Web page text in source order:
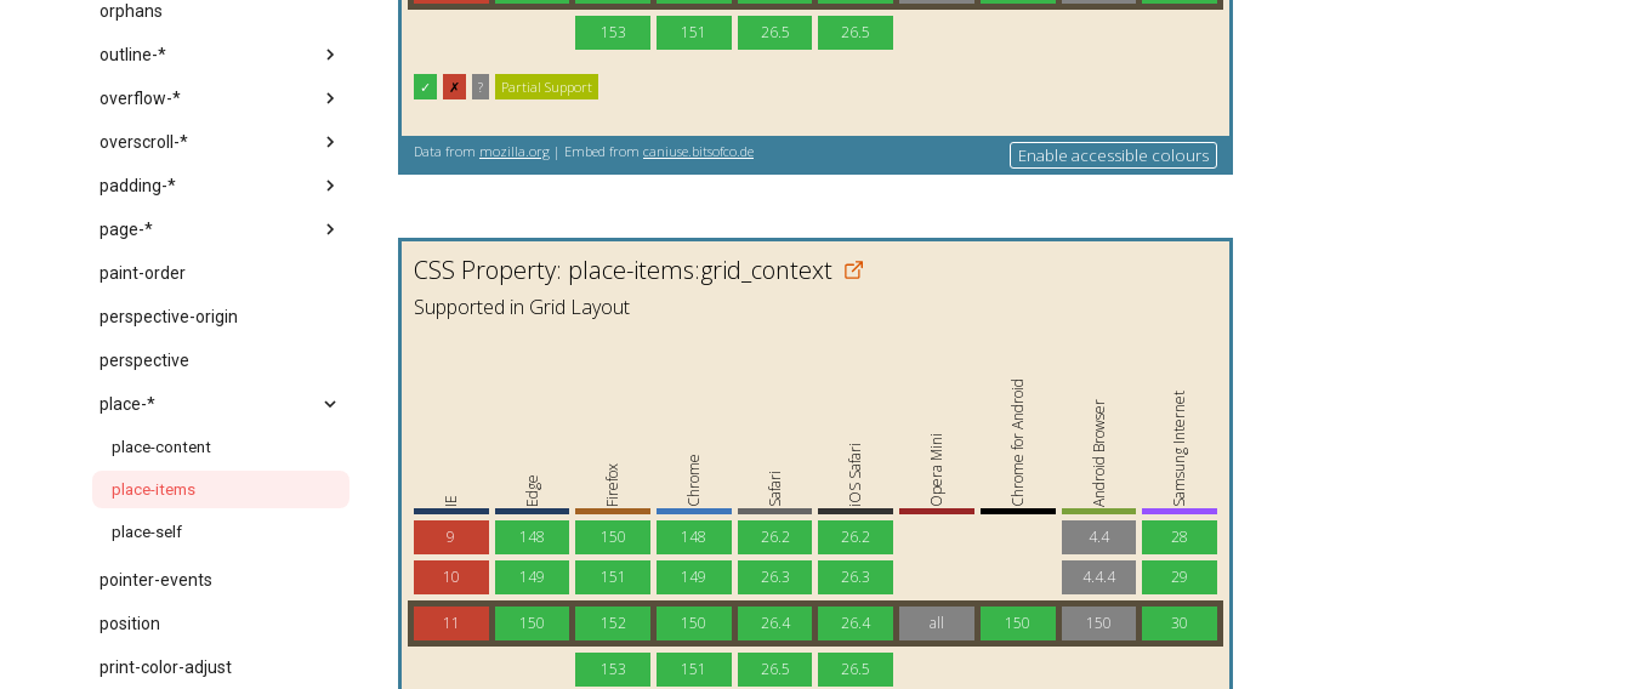
orphans
outline-*
overflow-*
overscroll-*
padding-*
page-*
paint-order
perspective-origin
perspective
place-*
place-content
place-items
place-self
pointer-events
position
print-color-adjust